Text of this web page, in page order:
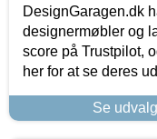
DesignGaragen.dk
designermøbler og
score på Trustpilot,
her for at se deres
Se